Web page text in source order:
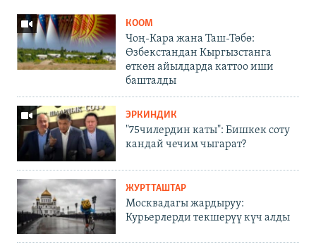
КООМ
Чоң-Кара жана Таш-Төбө:
Өзбекстандан Кыргызстанга
өткөн айылдарда каттоо иши
башталды
ЭРКИНДИК
"75чилердин каты": Бишкек соту
кандай чечим чыгарат?
ЖУРТТАШТАР
Москвадагы жардыруу:
Курьерлерди текшерүү күч алды